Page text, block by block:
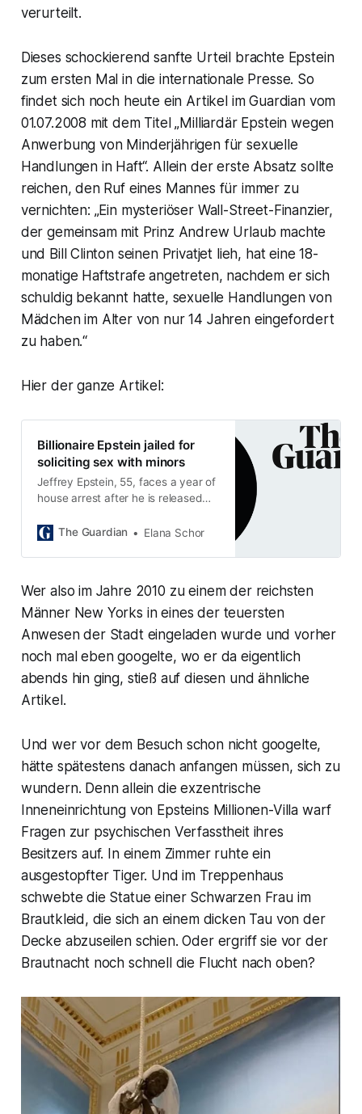
verurteilt.
Dieses schockierend sanfte Urteil brachte Epstein
zum ersten Mal in die internationale Presse. So
findet sich noch heute ein Artikel im Guardian vom
01.07.2008 mit dem Titel „Milliardär Epstein wegen
Anwerbung von Minderjährigen für sexuelle
Handlungen in Haft“. Allein der erste Absatz sollte
reichen, den Ruf eines Mannes für immer zu
vernichten: „Ein mysteriöser Wall-Street-Finanzier,
der gemeinsam mit Prinz Andrew Urlaub machte
und Bill Clinton seinen Privatjet lieh, hat eine 18-
monatige Haftstrafe angetreten, nachdem er sich
schuldig bekannt hatte, sexuelle Handlungen von
Mädchen im Alter von nur 14 Jahren eingefordert
zu haben.“
Hier der ganze Artikel:
Billionaire Epstein jailed for
soliciting sex with minors
Jeffrey Epstein, 55, faces a year of
house arrest after he is released
The Guardian
Elana Schor
Wer also im Jahre 2010 zu einem der reichsten
Männer New Yorks in eines der teuersten
Anwesen der Stadt eingeladen wurde und vorher
noch mal eben googelte, wo er da eigentlich
abends hin ging, stieß auf diesen und ähnliche
Artikel.
Und wer vor dem Besuch schon nicht googelte,
hätte spätestens danach anfangen müssen, sich zu
wundern. Denn allein die exzentrische
Inneneinrichtung von Epsteins Millionen-Villa warf
Fragen zur psychischen Verfasstheit ihres
Besitzers auf. In einem Zimmer ruhte ein
ausgestopfter Tiger. Und im Treppenhaus
schwebte die Statue einer Schwarzen Frau im
Brautkleid, die sich an einem dicken Tau von der
Decke abzuseilen schien. Oder ergriff sie vor der
Brautnacht noch schnell die Flucht nach oben?